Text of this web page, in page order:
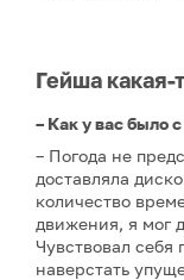
Гейша
– Как у вас было
– Погода не
доставляла
количество
движения, я мог
Чувствовал
наверстать